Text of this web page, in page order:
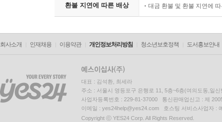
환불 지연에 따른 배상 대금 환불 및 환불 지연에
회사소개 인재채용 이용약관 개인정보처리방침 청소년보호정책 도서홍보안내
대표 : 김석환, 최세라
주소 : 서울시 영등포구 은행로 11, 5층~6층(여의도동,일신
사업자등록번호 : 229-81-37000 통신판매업신고 : 제
이메일 : yes24help@yes24.com 호스팅 서비스사업자 :
Copyright ⓒ YES24 Corp. All Rights Reserved.